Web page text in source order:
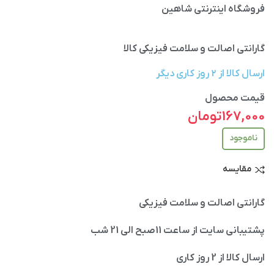
فروشگاه اینترنتی شاهین
گارانتی اصالت و سلامت فیزیکی کالا
ارسال کالا از ۲ روز کاری دیگر
قیمت محصول
167,000تومان
ناموجود
مقایسه
گارانتی اصالت و سلامت فیزیکی
پشتیبانی سایت از ساعت 11صبح الی 21 شب
ارسال کالا از 2 روز کاری